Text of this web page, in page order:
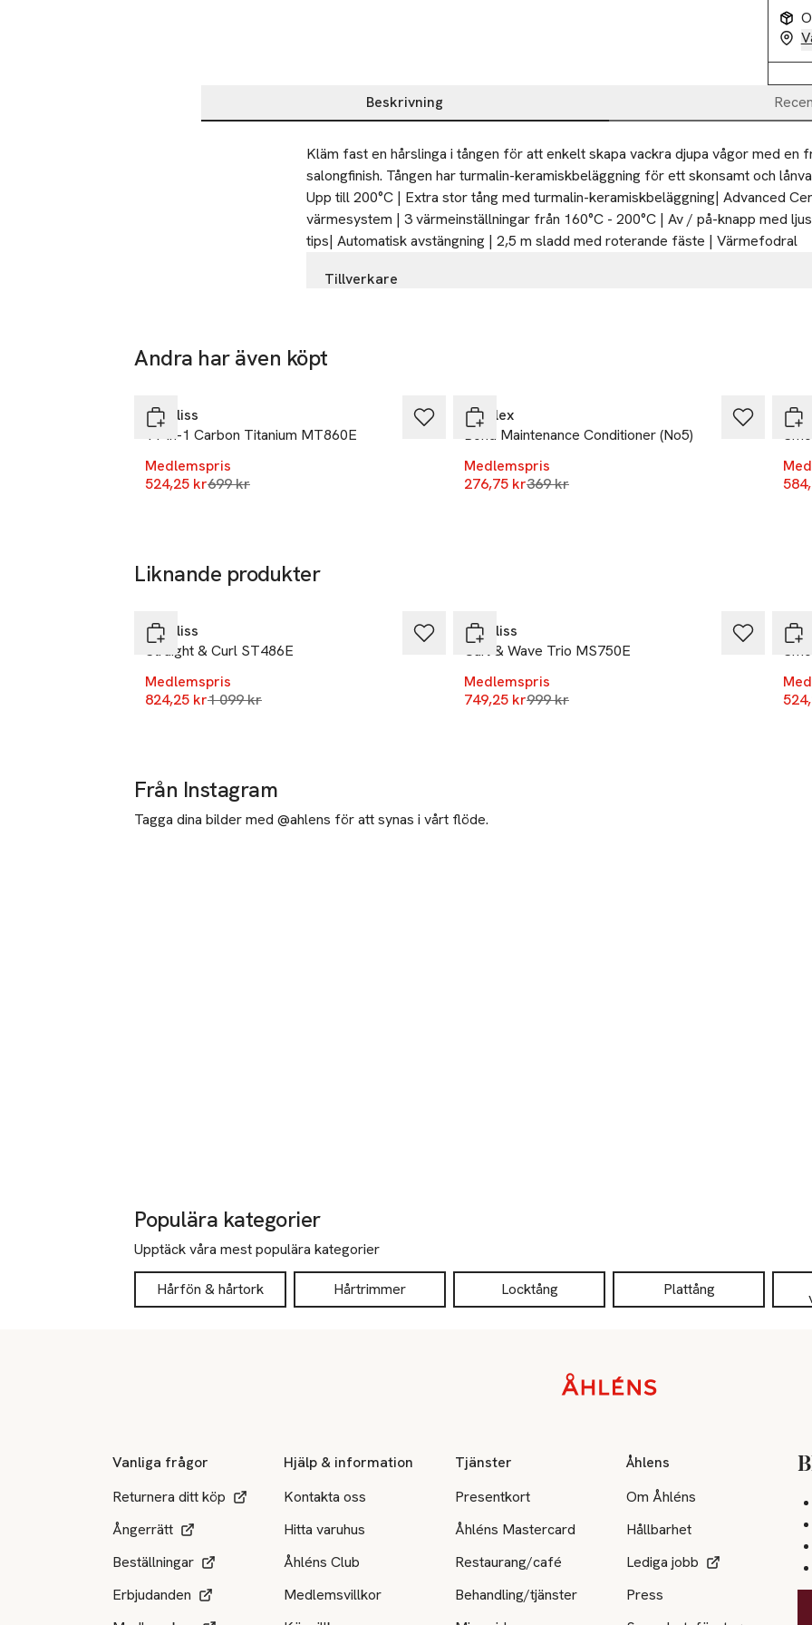
Beskrivning
Beskrivning
Kläm fast en hårslinga i tången för att enkelt skapa vackra djupa vågor med en
salongfinish. Tången har turmalin-keramiskbeläggning för ett skonsamt och
Upp till 200°C | Extra stor tång med turmalin-keramiskbeläggning| Advanced
värmesystem | 3 värmeinställningar från 160°C - 200°C | Av / på-knapp med
tips| Automatisk avstängning | 2,5 m sladd med roterande fäste | Värmefodral
Tillverkare
59141 Lwuy
Frankrike
info@Babyliss.se
Mobilnummer
Andra har även köpt
Babyliss
11-in-1 Carbon Titanium MT860E
Medlemspris
524,25 krLägsta pris 30 dagar
699 kr
Olaplex
Bond Maintenance Conditioner (No5)
Medlemspris
276,75 krLägsta pris 30 dagar
369 kr
Liknande produkter
Babyliss
Straight & Curl ST486E
Medlemspris
824,25 krLägsta pris 30 dagar
1 099 kr
Babyliss
Curl & Wave Trio MS750E
Medlemspris
749,25 krLägsta pris 30 dagar
999 kr
Från Instagram
Tagga dina bilder med @ahlens för att synas i vårt flöde.
Populära kategorier
Upptäck våra mest populära kategorier
Hårfön & hårtork Hårtrimmer Locktång Plattång
Vanliga frågor
Returnera ditt köp
Ångerrätt
Beställningar
Erbjudanden
Hjälp & information
Kontakta oss
Hitta varuhus
Åhléns Club
Medlemsvillkor
Tjänster
Presentkort
Åhléns Mastercard
Restaurang/café
Behandling/tjänster
Åhlens
Om Åhléns
Hållbarhet
Lediga jobb
Press